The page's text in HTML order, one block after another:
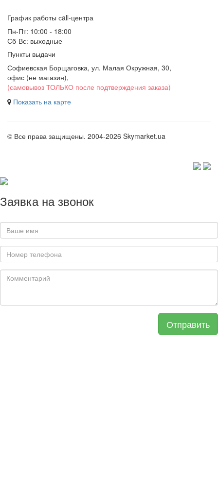
График работы сall-центра
Пн-Пт: 10:00 - 18:00
Сб-Вс: выходные
Пункты выдачи
Софиевская Борщаговка, ул. Малая Окружная, 30,
офис (не магазин),
(самовывоз ТОЛЬКО после подтверждения заказа)
Показать на карте
© Все права защищены. 2004-2026 Skymarket.ua
Заявка на звонок
Отправить